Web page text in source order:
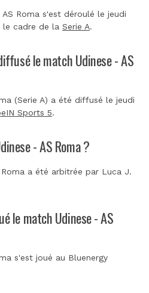
Roma s'est déroulé le jeudi
le cadre de la Serie A.
le match Udinese - AS
(Serie A) a été diffusé le jeudi
Sports 5.
- AS Roma ?
a été arbitrée par Luca J.
le match Udinese - AS
s'est joué au Bluenergy